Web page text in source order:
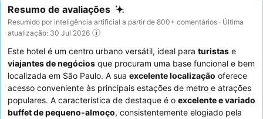
Resumo de avaliações
Resumido por inteligência artificial a partir de 800+ comentários · Última
atualização: 30 Jul 2026
Este hotel é um centro urbano versátil, ideal para turistas e
viajantes de negócios que procuram uma base funcional e bem
localizada em São Paulo. A sua excelente localização oferece
acesso conveniente às principais estações de metro e atrações
populares. A característica de destaque é o excelente e variado
buffet de pequeno-almoço, consistentemente elogiado pela